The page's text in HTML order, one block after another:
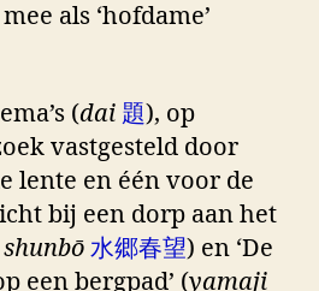
als ‘hofdame’
(dai 題), op
vastgesteld door
lente en één voor de
bij een dorp aan het
水郷春望) en ‘De
een bergpad’ (yamaji